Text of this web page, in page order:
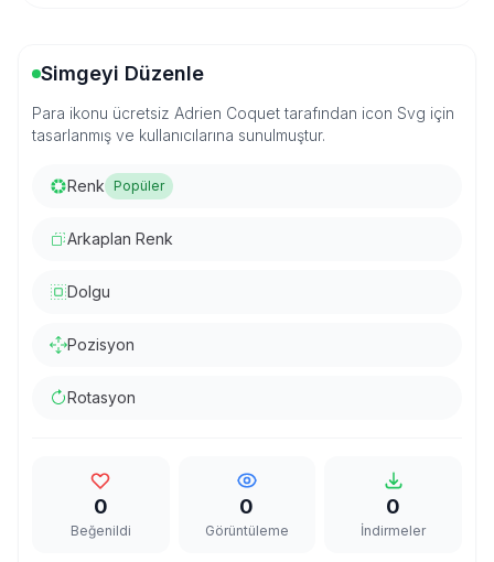
Simgeyi Düzenle
Para ikonu ücretsiz Adrien Coquet tarafından icon Svg için
tasarlanmış ve kullanıcılarına sunulmuştur.
Renk Popüler
Arkaplan Renk
Dolgu
Pozisyon
Rotasyon
0
Beğenildi
0
Görüntüleme
0
İndirmeler